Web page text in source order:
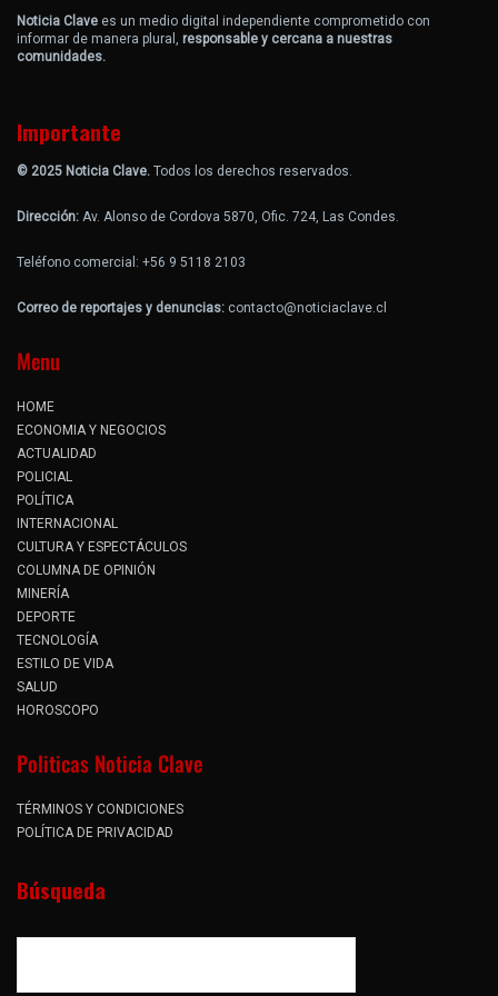
Noticia Clave es un medio digital independiente comprometido con
informar de manera plural, responsable y cercana a nuestras
comunidades.
Importante
© 2025 Noticia Clave. Todos los derechos reservados.
Dirección: Av. Alonso de Cordova 5870, Ofic. 724, Las Condes.
Teléfono comercial: +56 9 5118 2103
Correo de reportajes y denuncias: contacto@noticiaclave.cl
Menu
HOME
ECONOMIA Y NEGOCIOS
ACTUALIDAD
POLICIAL
POLÍTICA
INTERNACIONAL
CULTURA Y ESPECTÁCULOS
COLUMNA DE OPINIÓN
MINERÍA
DEPORTE
TECNOLOGÍA
ESTILO DE VIDA
SALUD
HOROSCOPO
Politicas Noticia Clave
TÉRMINOS Y CONDICIONES
POLÍTICA DE PRIVACIDAD
Búsqueda